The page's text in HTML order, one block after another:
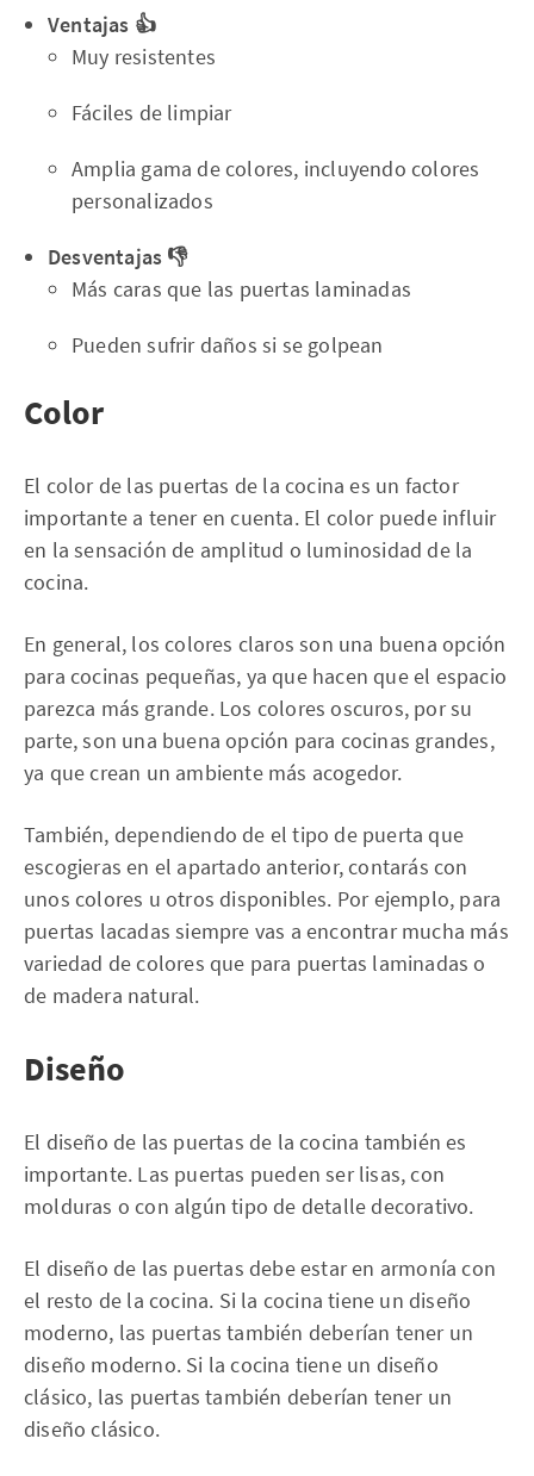
Ventajas 👍
Muy resistentes
Fáciles de limpiar
Amplia gama de colores, incluyendo colores
personalizados
Desventajas 👎
Más caras que las puertas laminadas
Pueden sufrir daños si se golpean
Color
El color de las puertas de la cocina es un factor
importante a tener en cuenta. El color puede influir
en la sensación de amplitud o luminosidad de la
cocina.
En general, los colores claros son una buena opción
para cocinas pequeñas, ya que hacen que el espacio
parezca más grande. Los colores oscuros, por su
parte, son una buena opción para cocinas grandes,
ya que crean un ambiente más acogedor.
También, dependiendo de el tipo de puerta que
escogieras en el apartado anterior, contarás con
unos colores u otros disponibles. Por ejemplo, para
puertas lacadas siempre vas a encontrar mucha más
variedad de colores que para puertas laminadas o
de madera natural.
Diseño
El diseño de las puertas de la cocina también es
importante. Las puertas pueden ser lisas, con
molduras o con algún tipo de detalle decorativo.
El diseño de las puertas debe estar en armonía con
el resto de la cocina. Si la cocina tiene un diseño
moderno, las puertas también deberían tener un
diseño moderno. Si la cocina tiene un diseño
clásico, las puertas también deberían tener un
diseño clásico.